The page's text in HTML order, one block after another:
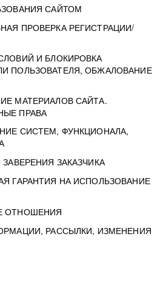
САЙТОМ
ПРОВЕРКА РЕГИСТРАЦИИ/
И БЛОКИРОВКА
ПОЛЬЗОВАТЕЛЯ, ОБЖАЛОВАНИЕ
МАТЕРИАЛОВ САЙТА.
ПРАВА
СИСТЕМ, ФУНКЦИОНАЛА,
ЗАКАЗЧИКА
ГАРАНТИЯ НА ИСПОЛЬЗОВАНИЕ
ОТНОШЕНИЯ
РАССЫЛКИ, ИЗМЕНЕНИЯ